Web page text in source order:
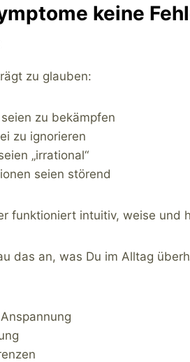
keine
zu glauben:
zu bekämpfen
zu ignorieren
„irrational“
seien störend
funktioniert intuitiv, weise und
das an, was Du im Alltag